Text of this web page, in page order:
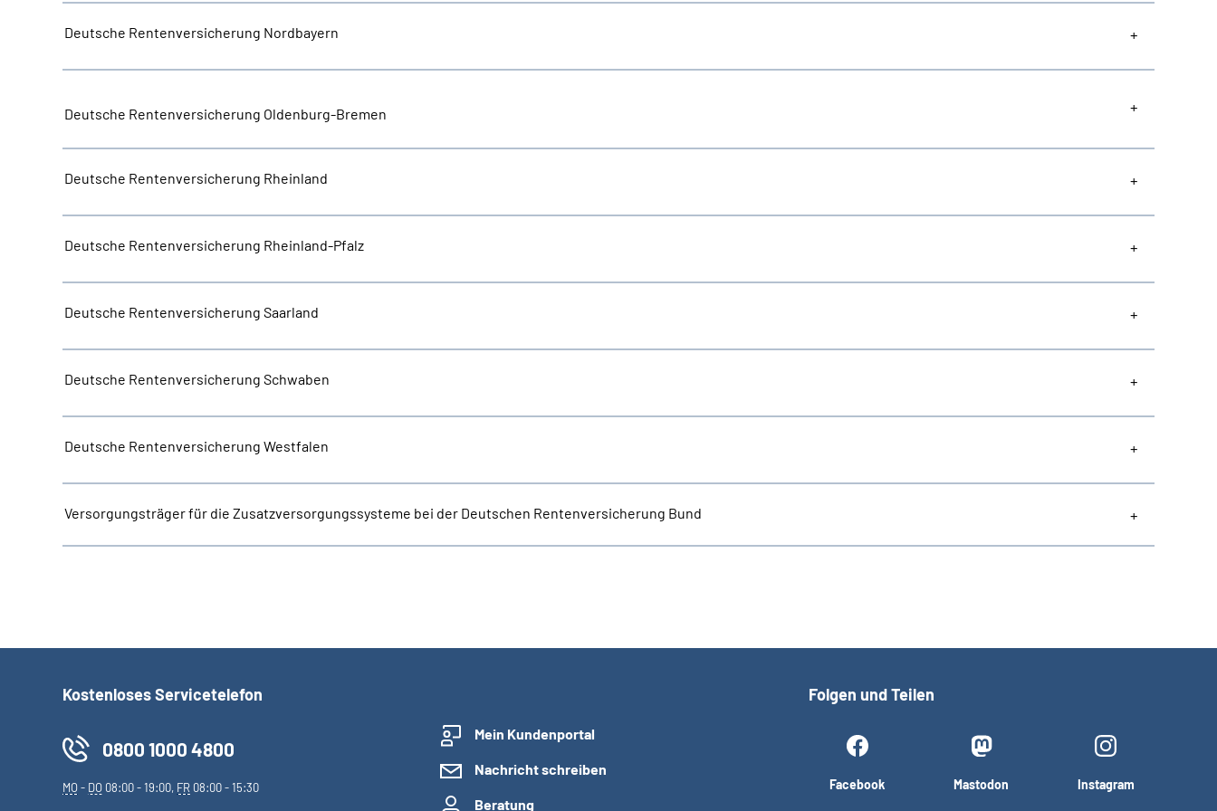
Deutsche Rentenversicherung Nordbayern
Deutsche Rentenversicherung Oldenburg-Bremen
Deutsche Rentenversicherung Rheinland
Deutsche Rentenversicherung Rheinland-Pfalz
Deutsche Rentenversicherung Saarland
Deutsche Rentenversicherung Schwaben
Deutsche Rentenversicherung Westfalen
Versorgungsträger für die Zusatzversorgungssysteme bei der Deutschen Rentenversicherung Bund
Kostenloses Servicetelefon
0800 1000 4800
MO- DO 08:00 - 19:00, FR 08:00 - 15:30
Mein Kundenportal
Nachricht schreiben
Beratung
Folgen und Teilen
Facebook Mastodon Instagram